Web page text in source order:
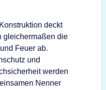
deckt
gleichermaßen die
Feuer ab.
und
werden
Nenner